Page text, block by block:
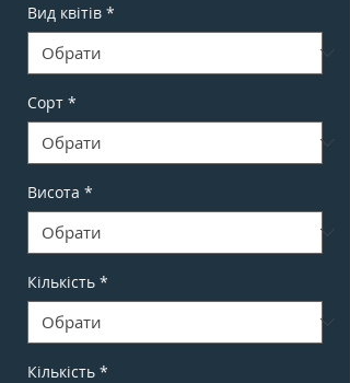
Вид квітів *
Сорт *
Висота *
Кількість *
Кількість *